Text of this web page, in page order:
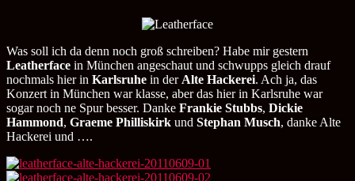
Karlsruhe
Was soll ich da denn noch groß schreiben? Habe mir gestern
Leatherface in München angeschaut und schwupps gleich drauf
nochmals hier in Karlsruhe in der Alte Hackerei. Ach ja, das
Konzert in München war klasse, aber das hier in Karlsruhe war
sogar noch ne Spur besser. Danke Frankie Stubbs, Dickie
Hammond, Graeme Philliskirk und Stephan Musch, danke Alte
Hackerei und ….